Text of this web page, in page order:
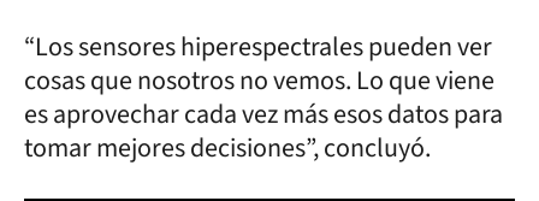
“Los sensores hiperespectrales pueden ver
cosas que nosotros no vemos. Lo que viene
es aprovechar cada vez más esos datos para
tomar mejores decisiones”, concluyó.